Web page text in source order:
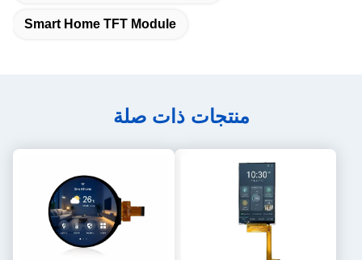
Smart Home TFT Module
منتجات ذات صلة